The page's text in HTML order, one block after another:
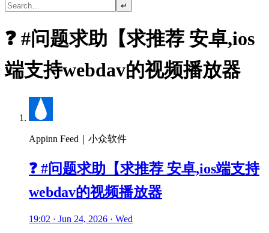
↵
❓ #问题求助【求推荐 安卓,ios
端支持webdav的视频播放器
Appinn Feed｜小众软件
❓ #问题求助【求推荐 安卓,ios端支持
webdav的视频播放器
19:02 · Jun 24, 2026 · Wed